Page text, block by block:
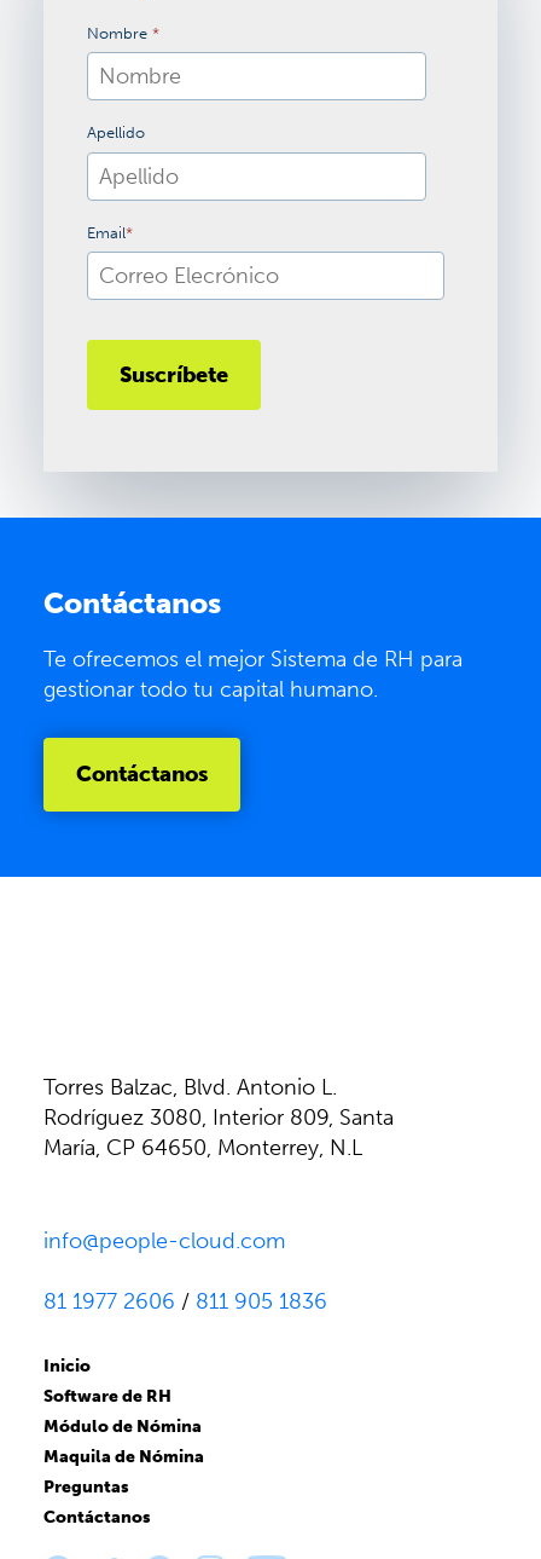
Nombre *
Apellido
Email*
Contáctanos
Te ofrecemos el mejor Sistema de RH para
gestionar todo tu capital humano.
Contáctanos
Torres Balzac, Blvd. Antonio L.
Rodríguez 3080, Interior 809, Santa
María, CP 64650, Monterrey, N.L
info@people-cloud.com
81 1977 2606 / 811 905 1836
Inicio
Software de RH
Módulo de Nómina
Maquila de Nómina
Preguntas
Contáctanos